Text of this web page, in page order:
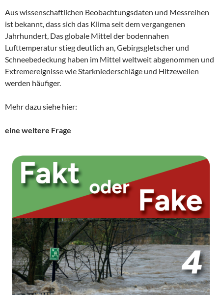
Aus wissenschaftlichen Beobachtungsdaten und Messreihen
ist bekannt, dass sich das Klima seit dem vergangenen
Jahrhundert, Das globale Mittel der bodennahen
Lufttemperatur stieg deutlich an, Gebirgsgletscher und
Schneebedeckung haben im Mittel weltweit abgenommen und
Extremereignisse wie Starkniederschläge und Hitzewellen
werden häufiger.
Mehr dazu siehe hier:
eine weitere Frage